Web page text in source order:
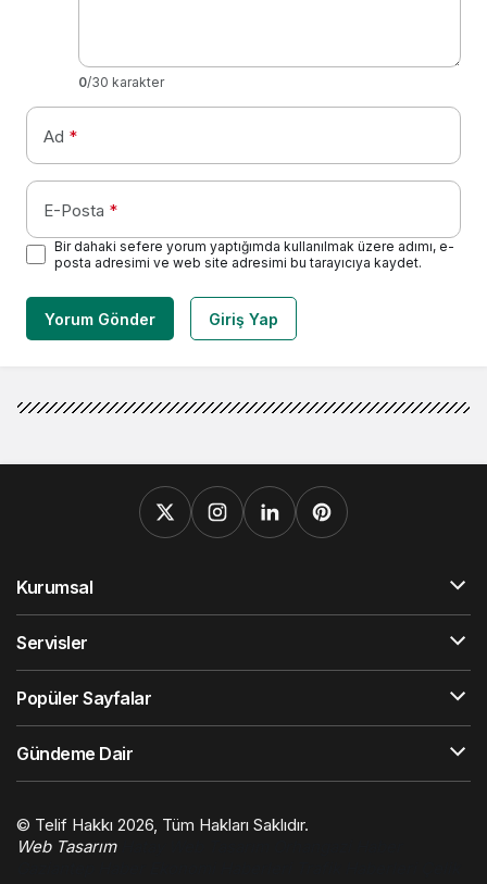
0/30 karakter
Ad *
E-Posta *
Bir dahaki sefere yorum yaptığımda kullanılmak üzere adımı, e-
posta adresimi ve web site adresimi bu tarayıcıya kaydet.
Yorum Gönder Giriş Yap
Kurumsal
Servisler
Popüler Sayfalar
Gündeme Dair
© Telif Hakkı 2026, Tüm Hakları Saklıdır.
Web Tasarım